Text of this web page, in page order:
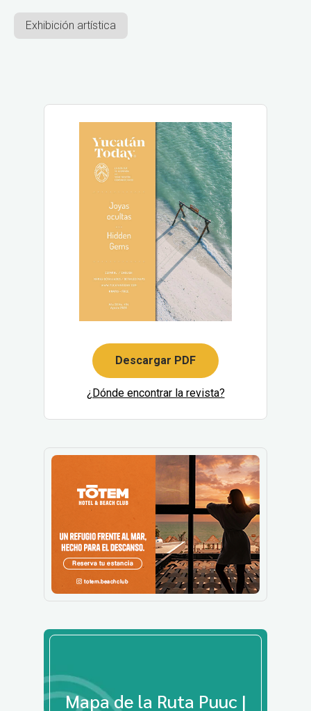
Exhibición artística
Descargar PDF
¿Dónde encontrar la revista?
Mapa de la Ruta Puuc |